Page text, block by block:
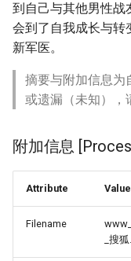
到自己与其他男性战
会到了自我成长与转
新军医。
摘要与附加信息为
或遗漏（未知），
附加信息
Attribute Value
Filename
_搜